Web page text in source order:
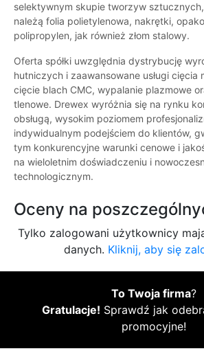
selektywnym skupie tworzyw
należą folia polietylenowa, nakrętki,
polipropylen, jak również złom stalowy.
Oferta spółki uwzględnia dystrybucję
hutniczych i zaawansowane usługi cięcia
cięcie blach CMC, wypalanie plazmowe
tlenowe. Drewex wyróżnia się na rynku
obsługą, wysokim poziomem
indywidualnym podejściem do klientów,
tym konkurencyjne warunki cenowe i
na wieloletnim doświadczeniu i
technologicznym.
Oceny na
Tylko zalogowani użytkownicy
danych. Kliknij, aby się
To Twoja firma?
Gratulacje! Sprawdź jak
promocyjne!